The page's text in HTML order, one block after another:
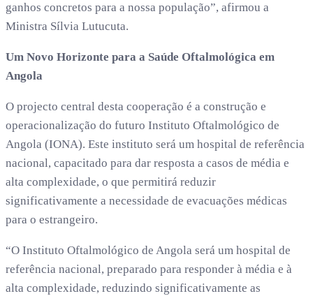
ganhos concretos para a nossa população”, afirmou a
Ministra Sílvia Lutucuta.
Um Novo Horizonte para a Saúde Oftalmológica em
Angola
O projecto central desta cooperação é a construção e
operacionalização do futuro Instituto Oftalmológico de
Angola (IONA). Este instituto será um hospital de referência
nacional, capacitado para dar resposta a casos de média e
alta complexidade, o que permitirá reduzir
significativamente a necessidade de evacuações médicas
para o estrangeiro.
“O Instituto Oftalmológico de Angola será um hospital de
referência nacional, preparado para responder à média e à
alta complexidade, reduzindo significativamente as